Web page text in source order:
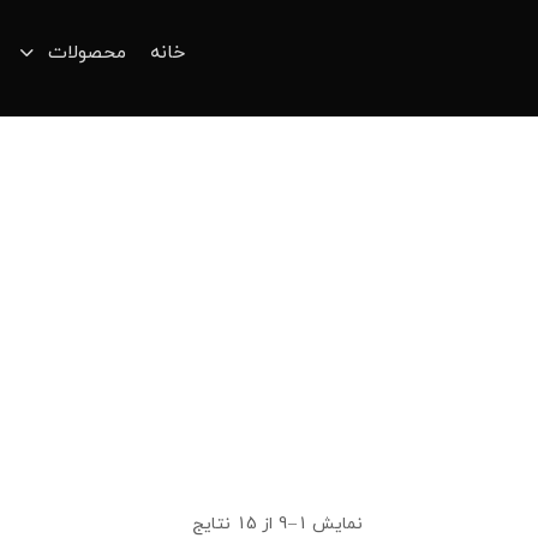
خانه محصولات
نمایش 1–9 از 15 نتایج